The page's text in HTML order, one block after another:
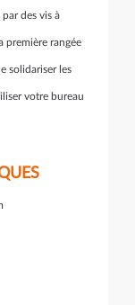
des vis à
première rangée
solidariser les
votre bureau